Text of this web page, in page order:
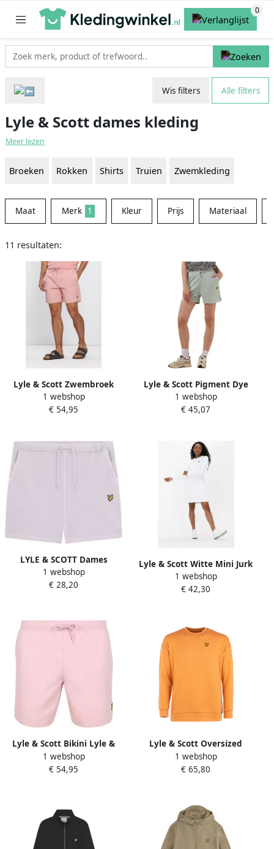
Wis filters Alle filters
Lyle & Scott dames kleding
Meer lezen
Broeken Rokken Shirts Truien Zwemkleding
Maat Merk 1 Kleur Prijs Materiaal
11 resultaten:
Lyle & Scott Zwembroek
Lyle & Scott Lyle Scott
Zwembroek Plain Roze
1 webshop
€ 54,95
Lyle & Scott Pigment Dye
Sweatshorts Mint Kleur
Green Dames
1 webshop
€ 45,07
LYLE & SCOTT Dames
Broeken Pigment Dye
Sweatshort Lila
1 webshop
€ 28,20
Lyle & Scott Witte Mini Jurk
Sweattshirt Dress
1 webshop
€ 42,30
Lyle & Scott Bikini Lyle &
Scott Lyle Scott Zwembroek
Plain Roze
1 webshop
€ 54,95
Lyle & Scott Oversized
Sweatshirt voor vrouwen
Orange Dames
1 webshop
€ 65,80